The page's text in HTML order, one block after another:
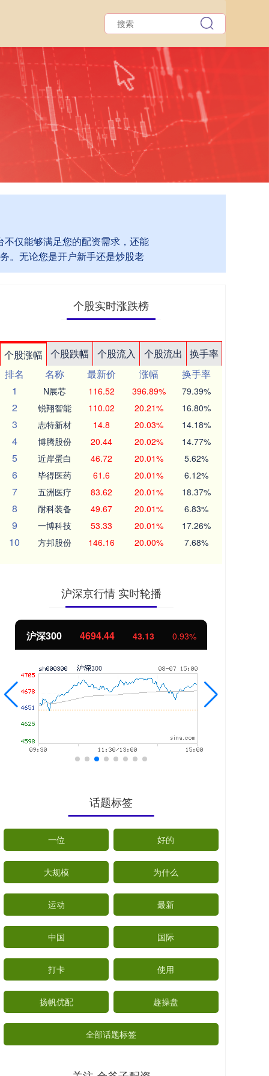
仅能够满足您的配资需求，还能
。无论您是开户新手还是炒股老
个股实时涨跌榜
个股涨幅 个股跌幅 个股流入 个股流出
换手率
排名
名称 最新价 涨幅
换手率
1
N展芯 116.52 396.89% 79.39%
2 锐翔智能 110.02 20.21% 16.80%
3 志特新材 14.8 20.03% 14.18%
4 博腾股份 20.44 20.02% 14.77%
5 近岸蛋白 46.72 20.01% 5.62%
6 毕得医药 61.6 20.01% 6.12%
7 五洲医疗 83.62 20.01% 18.37%
8 耐科装备 49.67 20.01% 6.83%
9 一博科技 53.33 20.01% 17.26%
10 方邦股份 146.16 20.00% 7.68%
沪深京行情 实时轮播
沪深300 4694.44 43.13 0.93%
话题标签
一位 好的
大规模 为什么
运动 最新
中国 国际
打卡 使用
扬帆优配 趣操盘
全部话题标签